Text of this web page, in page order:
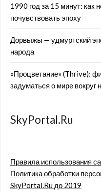
1990 год за 15 минут: как
почувствовать эпоху
Дорвыжы — удмуртский
народа
«Процветание» (Thrive):
задуматься о мире вокруг
SkyPortal.Ru
Правила использования
Политика обработки
SkyPortal.Ru до 2019